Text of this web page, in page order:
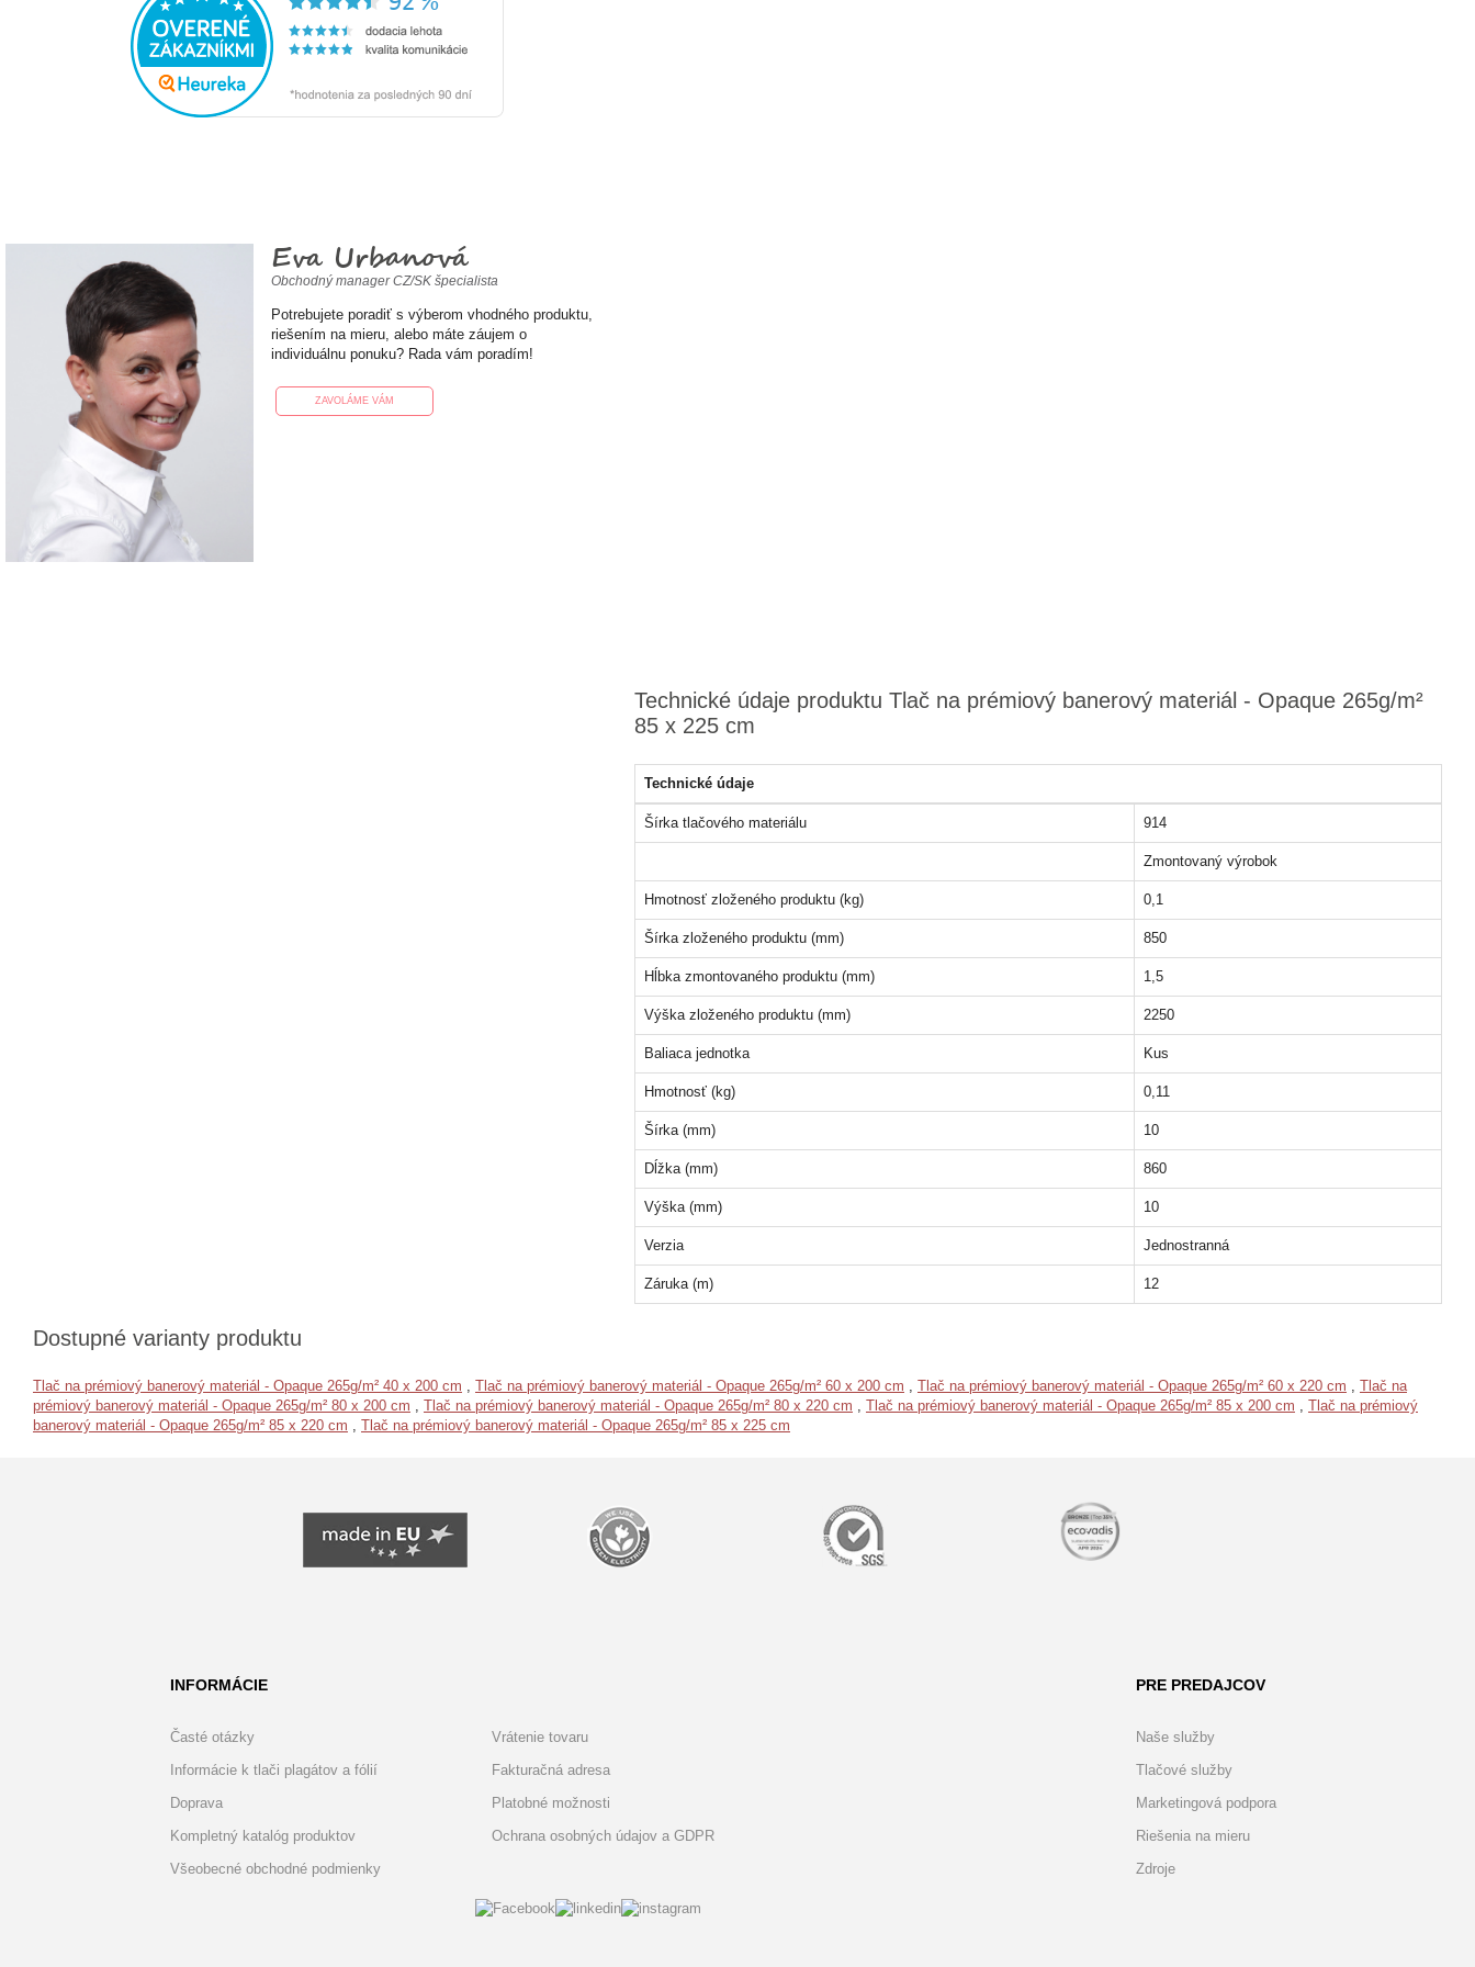
Eva Urbanová
Obchodný manager CZ/SK špecialista
Potrebujete poradiť s výberom vhodného produktu,
riešením na mieru, alebo máte záujem o
individuálnu ponuku? Rada vám poradím!
ZAVOLÁME VÁM
Technické údaje produktu Tlač na prémiový banerový materiál - Opaque 265g/m²
85 x 225 cm
Technické údaje
Šírka tlačového materiálu 914
Zmontovaný výrobok
Hmotnosť zloženého produktu (kg) 0,1
Šírka zloženého produktu (mm) 850
Hĺbka zmontovaného produktu (mm) 1,5
Výška zloženého produktu (mm) 2250
Baliaca jednotka Kus
Hmotnosť (kg) 0,11
Šírka (mm) 10
Dĺžka (mm) 860
Výška (mm) 10
Verzia Jednostranná
Záruka (m) 12
Dostupné varianty produktu
Tlač na prémiový banerový materiál - Opaque 265g/m² 40 x 200 cm , Tlač na prémiový banerový materiál - Opaque 265g/m² 60 x 200 cm , Tlač na prémiový banerový materiál - Opaque 265g/m² 60 x 220 cm , Tlač na
prémiový banerový materiál - Opaque 265g/m² 80 x 200 cm , Tlač na prémiový banerový materiál - Opaque 265g/m² 80 x 220 cm , Tlač na prémiový banerový materiál - Opaque 265g/m² 85 x 200 cm , Tlač na prémiový
banerový materiál - Opaque 265g/m² 85 x 220 cm , Tlač na prémiový banerový materiál - Opaque 265g/m² 85 x 225 cm
INFORMÁCIE PRE PREDAJCOV
Časté otázky
Informácie k tlači plagátov a fólií
Doprava
Kompletný katalóg produktov
Všeobecné obchodné podmienky
Vrátenie tovaru
Fakturačná adresa
Platobné možnosti
Ochrana osobných údajov a GDPR
Naše služby
Tlačové služby
Marketingová podpora
Riešenia na mieru
Zdroje